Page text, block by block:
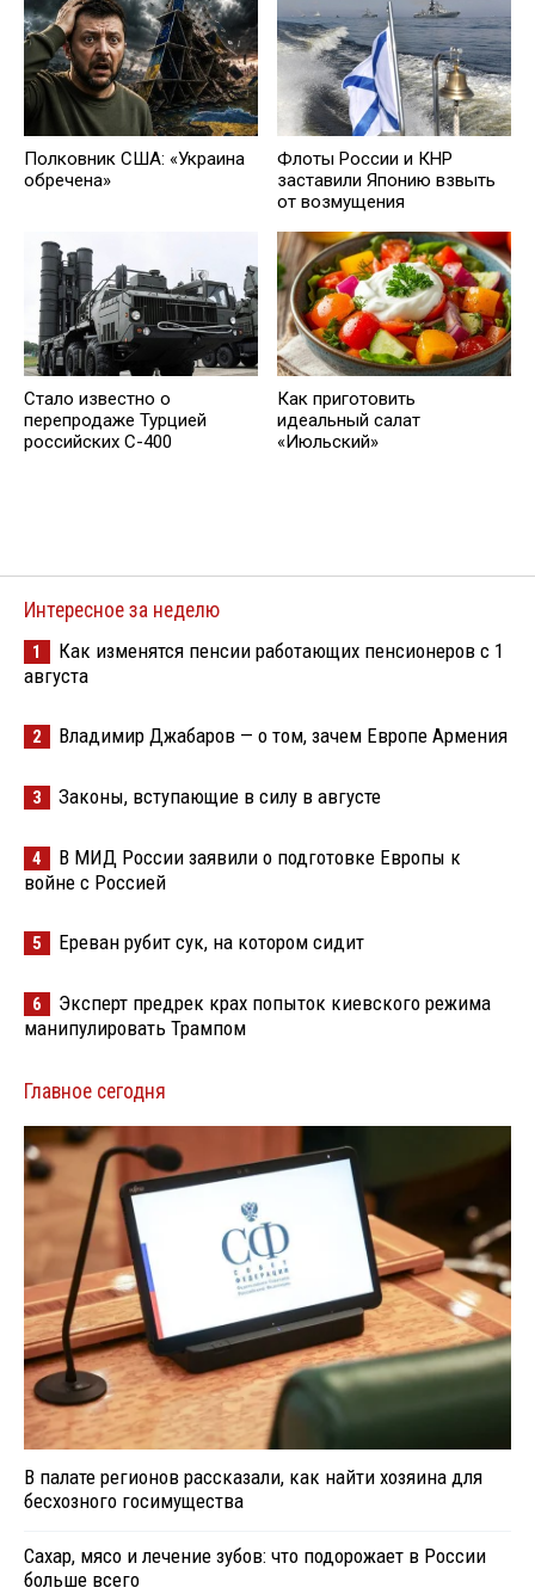
Полковник США: «Украина
обречена»
Флоты России и КНР
заставили Японию взвыть
от возмущения
Стало известно о
перепродаже Турцией
российских С-400
Как приготовить
идеальный салат
«Июльский»
Интересное за неделю
1
Как изменятся пенсии работающих пенсионеров с 1
августа
2 Владимир Джабаров — о том, зачем Европе Армения
3 Законы, вступающие в силу в августе
4
В МИД России заявили о подготовке Европы к
войне с Россией
5 Ереван рубит сук, на котором сидит
6
Эксперт предрек крах попыток киевского режима
манипулировать Трампом
Главное сегодня
В палате регионов рассказали, как найти хозяина для
бесхозного госимущества
Сахар, мясо и лечение зубов: что подорожает в России
больше всего